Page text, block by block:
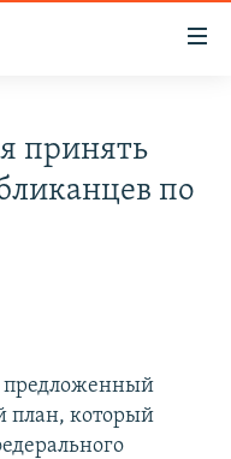
принять
по
предложенный
план, который